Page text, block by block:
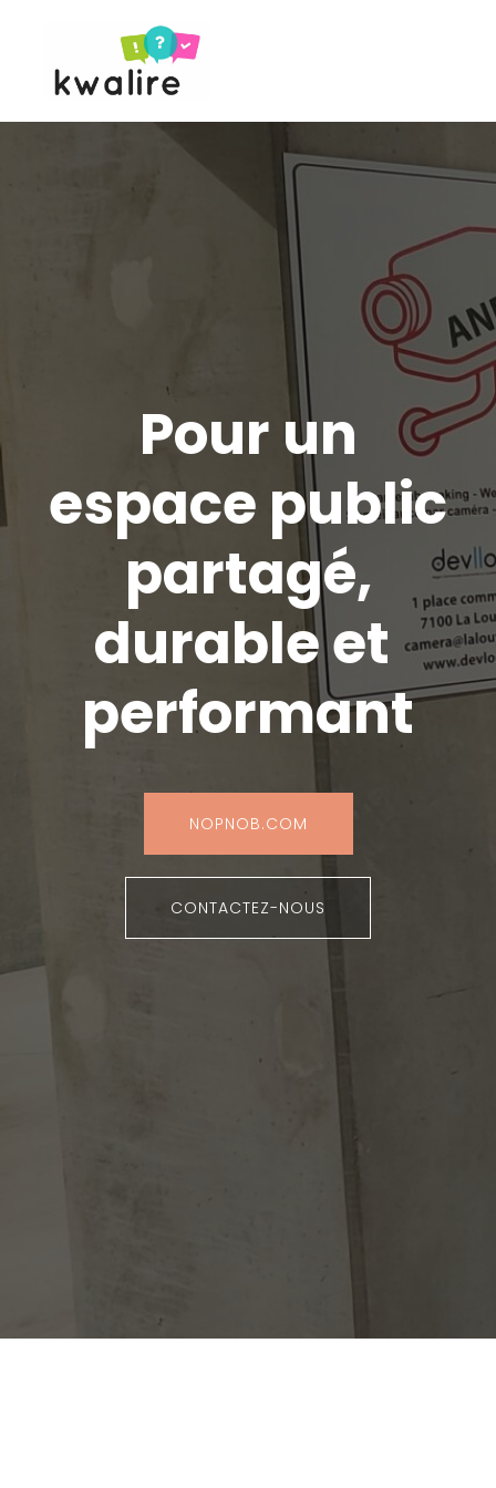
Pour un
espace public
partagé,
durable et
performant
NOPNOB.COM
CONTACTEZ-NOUS